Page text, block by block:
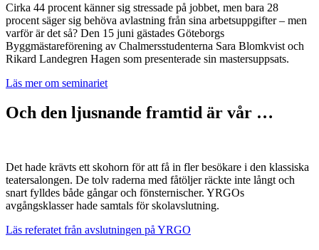
Cirka 44 procent känner sig stressade på jobbet, men bara 28
procent säger sig behöva avlastning från sina arbetsuppgifter – men
varför är det så? Den 15 juni gästades Göteborgs
Byggmästareförening av Chalmersstudenterna Sara Blomkvist och
Rikard Landegren Hagen som presenterade sin mastersuppsats.
Läs mer om seminariet
Och den ljusnande framtid är vår …
Det hade krävts ett skohorn för att få in fler besökare i den klassiska
teatersalongen. De tolv raderna med fåtöljer räckte inte långt och
snart fylldes både gångar och fönsternischer. YRGOs
avgångsklasser hade samtals för skolavslutning.
Läs referatet från avslutningen på YRGO